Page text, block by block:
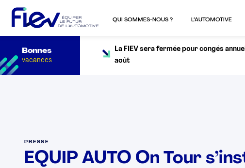
QUI SOMMES-NOUS ? L’AUTOMOTIVE
Bonnes
vacances
La FIEV sera fermée pour congés
août
PRESSE
EQUIP AUTO On Tour